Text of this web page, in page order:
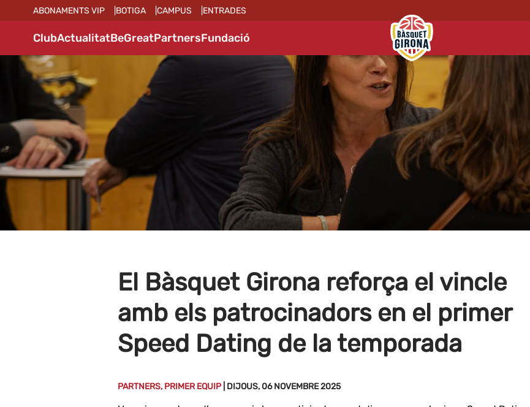
ABONAMENTS VIP BOTIGA CAMPUS ENTRADES
ClubActualitatBeGreatPartnersFundació
El Bàsquet Girona reforça el vincle
amb els patrocinadors en el primer
Speed Dating de la temporada
PARTNERS, PRIMER EQUIP | DIJOUS, 06 NOVEMBRE 2025